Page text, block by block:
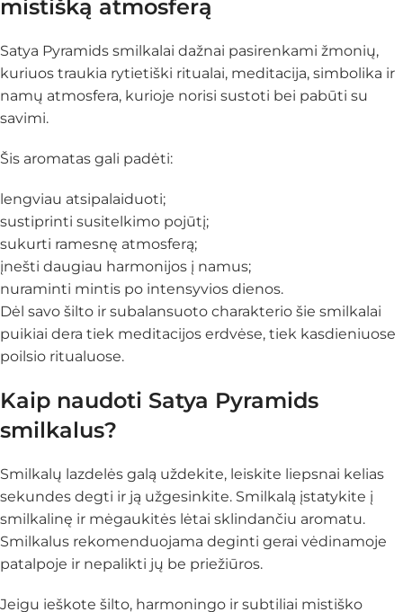
mistišką atmosferą
Satya Pyramids smilkalai dažnai pasirenkami žmonių,
kuriuos traukia rytietiški ritualai, meditacija, simbolika ir
namų atmosfera, kurioje norisi sustoti bei pabūti su
savimi.
Šis aromatas gali padėti:
lengviau atsipalaiduoti;
sustiprinti susitelkimo pojūtį;
sukurti ramesnę atmosferą;
įnešti daugiau harmonijos į namus;
nuraminti mintis po intensyvios dienos.
Dėl savo šilto ir subalansuoto charakterio šie smilkalai
puikiai dera tiek meditacijos erdvėse, tiek kasdieniuose
poilsio ritualuose.
Kaip naudoti Satya Pyramids
smilkalus?
Smilkalų lazdelės galą uždekite, leiskite liepsnai kelias
sekundes degti ir ją užgesinkite. Smilkalą įstatykite į
smilkalinę ir mėgaukitės lėtai sklindančiu aromatu.
Smilkalus rekomenduojama deginti gerai vėdinamoje
patalpoje ir nepalikti jų be priežiūros.
Jeigu ieškote šilto, harmoningo ir subtiliai mistiško